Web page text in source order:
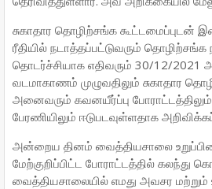
சுகாதார தொழிற்சங்க கூட்டமைப்புடன்
ரீதியில் நடாத்தப்பட்டுவரும்
தொடர்ச்சியாக எதிவரும் 30/12/2021
வடமாகாணம் முழுவதிலும் சுகாதார
அனைவரும் கவனயீர்ப்பு
பேரணியிலும் ஈடுபடவுள்ளதாக
அன்றைய தினம் வைத்தியசாலை
மேற்குறிப்பிட்ட போராட்டத்தில் கலந்து
வைத்தியசாலையில் எமது அவசர மற்றும்